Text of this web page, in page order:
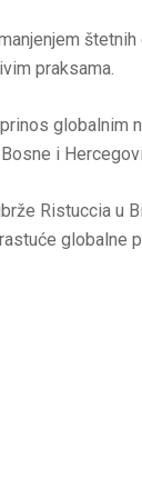
praksama.
globalnim
i
Ristuccia u
globalne